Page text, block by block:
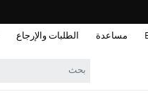
مساعدة الطلبات والإرجاع